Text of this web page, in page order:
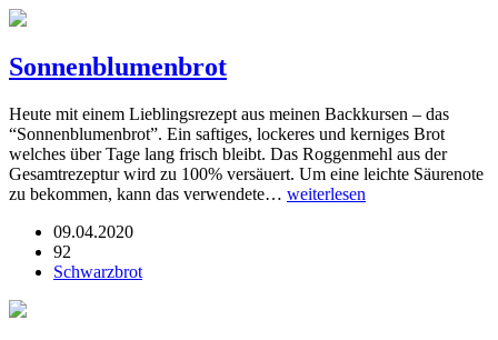
Sonnenblumenbrot
Heute mit einem Lieblingsrezept aus meinen Backkursen – das
“Sonnenblumenbrot”. Ein saftiges, lockeres und kerniges Brot
welches über Tage lang frisch bleibt. Das Roggenmehl aus der
Gesamtrezeptur wird zu 100% versäuert. Um eine leichte Säurenote
zu bekommen, kann das verwendete… weiterlesen
09.04.2020
92
Schwarzbrot